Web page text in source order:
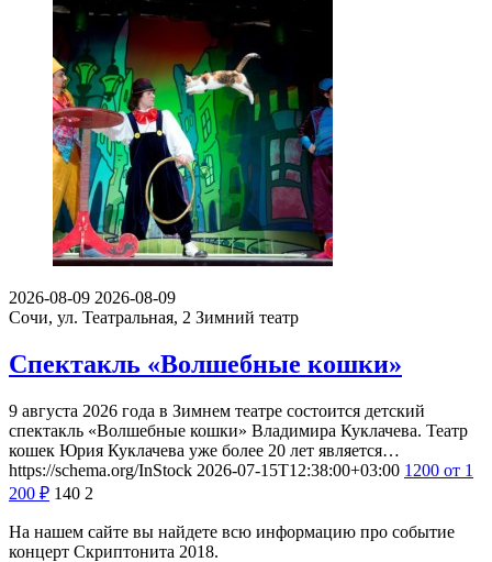
2026-08-09 2026-08-09
Сочи, ул. Театральная, 2 Зимний театр
Спектакль «Волшебные кошки»
9 августа 2026 года в Зимнем театре состоится детский
спектакль «Волшебные кошки» Владимира Куклачева. Театр
кошек Юрия Куклачева уже более 20 лет является…
https://schema.org/InStock 2026-07-15T12:38:00+03:00 1200 от 1
200 ₽ 140 2
На нашем сайте вы найдете всю информацию про событие
концерт Скриптонита 2018.